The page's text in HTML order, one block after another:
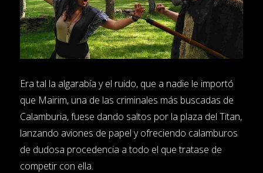
Era tal la algarabía y el ruido, que a nadie le importó
que Mairim, una de las criminales más buscadas de
Calamburia, fuese dando saltos por la plaza del Titan,
lanzando aviones de papel y ofreciendo calamburos
de dudosa procedencia a todo el que tratase de
competir con ella.